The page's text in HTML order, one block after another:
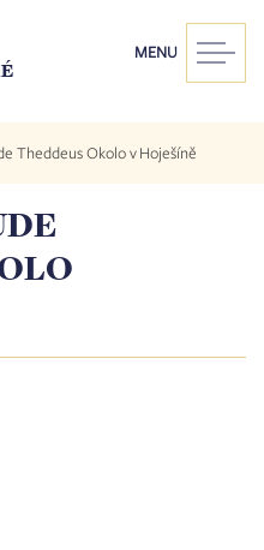
MENU
Theddeus Okolo v Hoješíně